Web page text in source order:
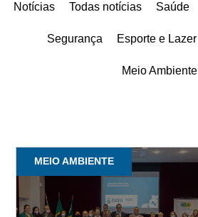
Notícias Todas notícias Saúde
Segurança Esporte e Lazer
Meio Ambiente
MEIO AMBIENTE